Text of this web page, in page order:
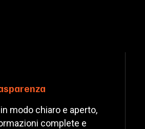
modo chiaro e aperto,
complete e